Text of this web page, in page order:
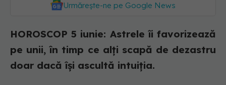
Urmărește-ne pe Google News
HOROSCOP 5 iunie: Astrele îi favorizează
pe unii, în timp ce alți scapă de dezastru
doar dacă își ascultă intuiția.